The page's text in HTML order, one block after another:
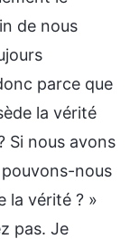
de nous
parce que
la vérité
Si nous avons
nous
la vérité ? »
pas. Je